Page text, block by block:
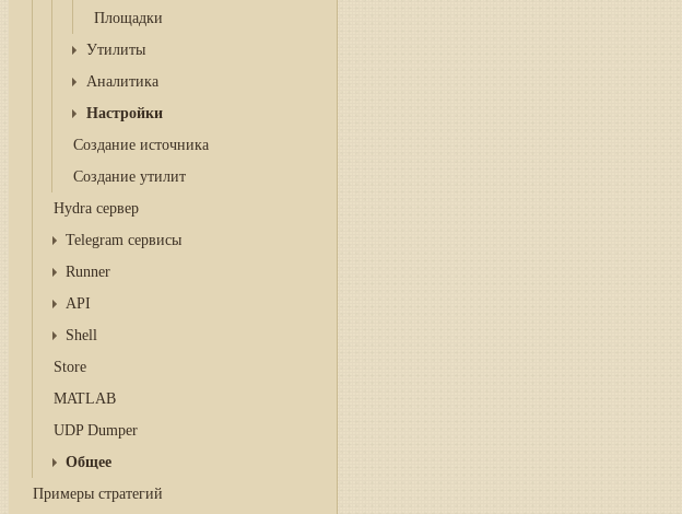
Площадки
Утилиты
Аналитика
Настройки
Создание источника
Создание утилит
Hydra сервер
Telegram сервисы
Runner
API
Shell
Store
MATLAB
UDP Dumper
Общее
Примеры стратегий